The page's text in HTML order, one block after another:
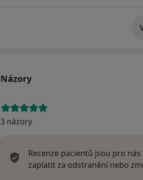
Názory
3 názory
Recenze pacientů jsou pro
zaplatit za odstranění nebo